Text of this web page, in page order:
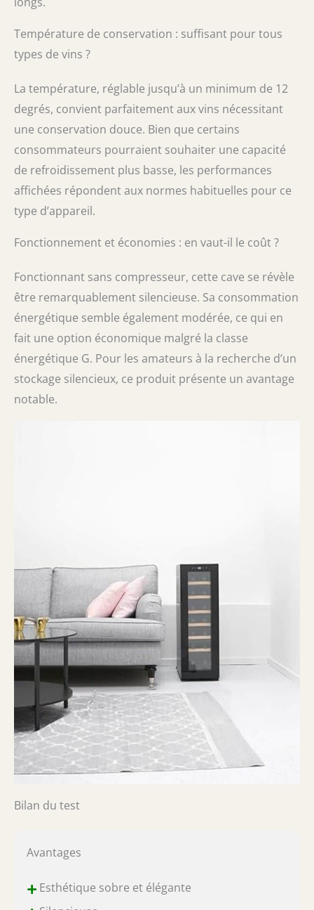
Température de conservation : suffisant pour tous
types de vins ?
La température, réglable jusqu’à un minimum de 12
degrés, convient parfaitement aux vins nécessitant
une conservation douce. Bien que certains
consommateurs pourraient souhaiter une capacité
de refroidissement plus basse, les performances
affichées répondent aux normes habituelles pour ce
type d’appareil.
Fonctionnement et économies : en vaut-il le coût ?
Fonctionnant sans compresseur, cette cave se révèle
être remarquablement silencieuse. Sa consommation
énergétique semble également modérée, ce qui en
fait une option économique malgré la classe
énergétique G. Pour les amateurs à la recherche d’un
stockage silencieux, ce produit présente un avantage
notable.
Bilan du test
Avantages
+Esthétique sobre et élégante